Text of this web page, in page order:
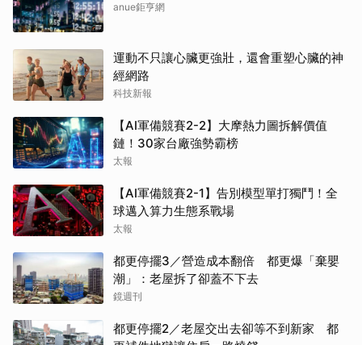
anue鉅亨網
運動不只讓心臟更強壯，還會重塑心臟的神
經網路
科技新報
【AI軍備競賽2-2】大摩熱力圖拆解價值
鏈！30家台廠強勢霸榜
太報
【AI軍備競賽2-1】告別模型單打獨鬥！全
球邁入算力生態系戰場
太報
都更停擺3／營造成本翻倍 都更爆「棄嬰
潮」：老屋拆了卻蓋不下去
鏡週刊
都更停擺2／老屋交出去卻等不到新家 都